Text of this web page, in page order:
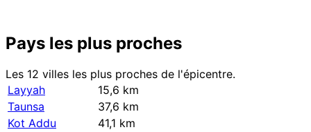
Pays les plus proches
Les 12 villes les plus proches de l'épicentre.
Layyah
15,6 km
Taunsa
37,6 km
Kot Addu
41,1 km